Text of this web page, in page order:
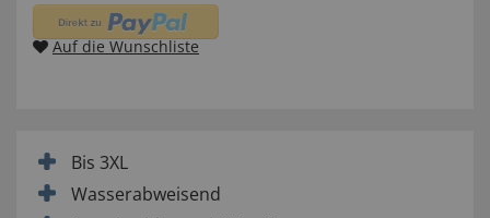
Auf die Wunschliste
Bis 3XL
Wasserabweisend